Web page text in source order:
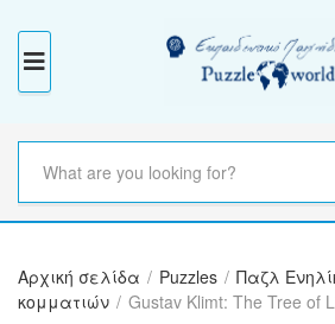
M
N
U
a
t
g
o
S
a
r
h
t
Αρχική σελίδα / Puzzles / Παζλ
κομματιών / Gustav Klimt: The Tree of